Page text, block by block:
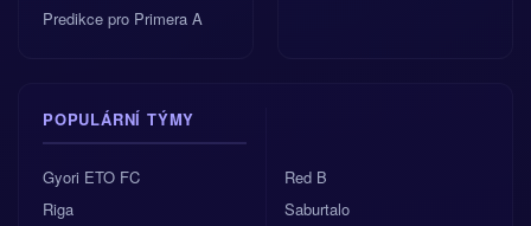
Predikce pro Primera A
POPULÁRNÍ TÝMY
Gyori ETO FC
Riga
Red B
Saburtalo